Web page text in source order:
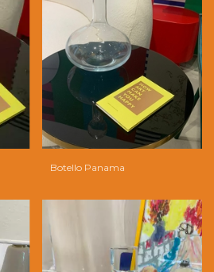
Botello Panama